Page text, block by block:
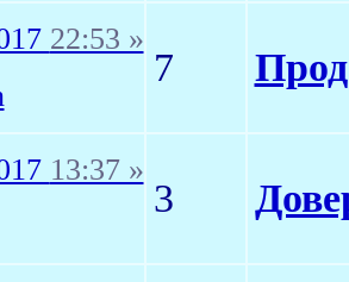
22:53 »
7
13:37 »
3